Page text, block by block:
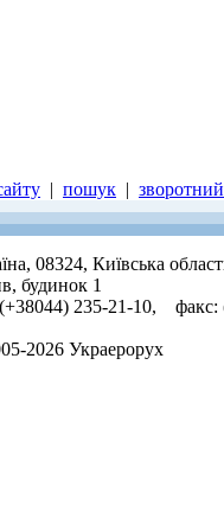
| пошук |
08324, Київська
будинок 1
235-21-10, факс:
2026 Украерорух